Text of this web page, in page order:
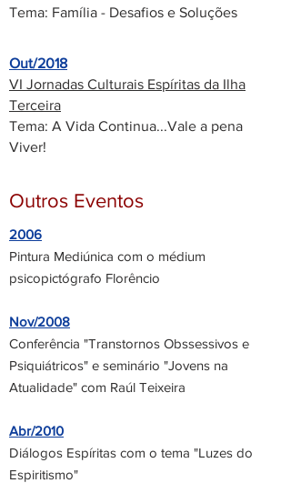
Tema: Família - Desafios e Soluções
Out/2018
VI Jornadas Culturais Espíritas da Ilha
Terceira
Tema: A Vida Continua...Vale a pena
Viver!
Outros Eventos
2006
Pintura Mediúnica com o médium
psicopictógrafo Florêncio
Nov/2008
Conferência "Transtornos Obssessivos e
Psiquiátricos" e seminário "Jovens na
Atualidade" com Raúl Teixeira
Abr/2010
Diálogos Espíritas com o tema "Luzes do
Espiritismo"